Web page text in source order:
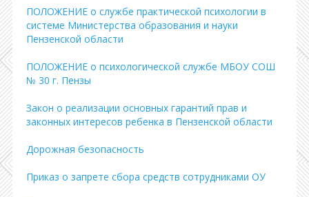
ПОЛОЖЕНИЕ о службе практической психологии в
системе Министерства образования и науки
Пензенской области
ПОЛОЖЕНИЕ о психологической службе МБОУ СОШ
№ 30 г. Пензы
Закон о реализации основных гарантий прав и
законных интересов ребенка в Пензенской области
Дорожная безопасность
Приказ о запрете сбора средств сотрудниками ОУ